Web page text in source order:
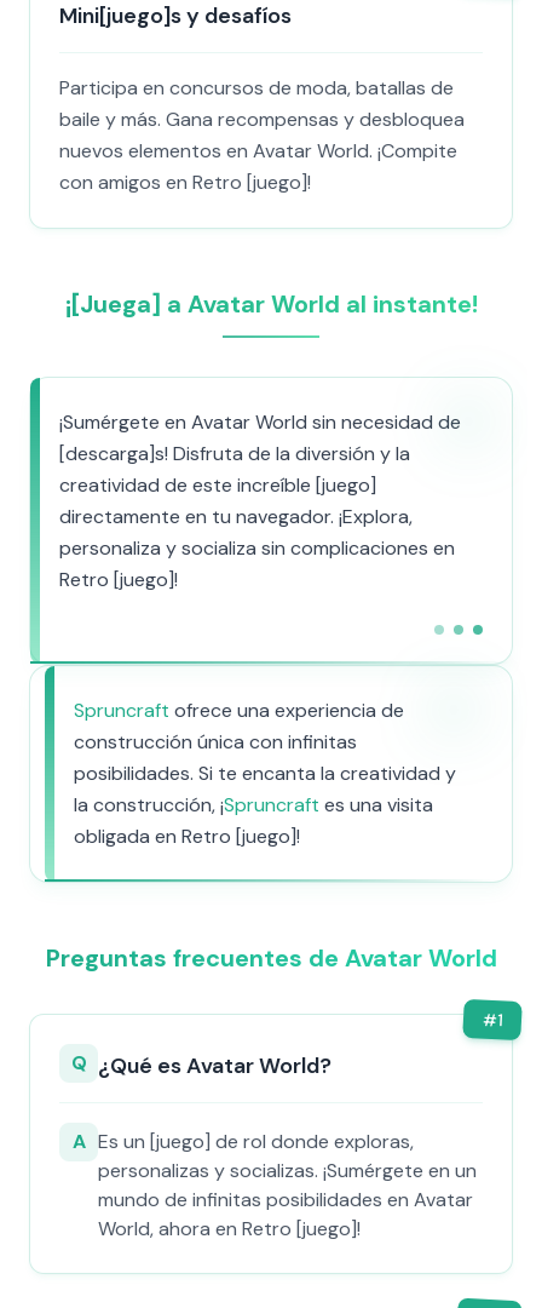
Mini[juego]s y desafíos
Participa en concursos de moda, batallas de
baile y más. Gana recompensas y desbloquea
nuevos elementos en Avatar World. ¡Compite
con amigos en Retro [juego]!
¡[Juega] a Avatar World al instante!
¡Sumérgete en Avatar World sin necesidad de
[descarga]s! Disfruta de la diversión y la
creatividad de este increíble [juego]
directamente en tu navegador. ¡Explora,
personaliza y socializa sin complicaciones en
Retro [juego]!
Spruncraft ofrece una experiencia de
construcción única con infinitas
posibilidades. Si te encanta la creatividad y
la construcción, ¡Spruncraft es una visita
obligada en Retro [juego]!
Preguntas frecuentes de Avatar World
#1
Q ¿Qué es Avatar World?
A Es un [juego] de rol donde exploras,
personalizas y socializas. ¡Sumérgete en un
mundo de infinitas posibilidades en Avatar
World, ahora en Retro [juego]!